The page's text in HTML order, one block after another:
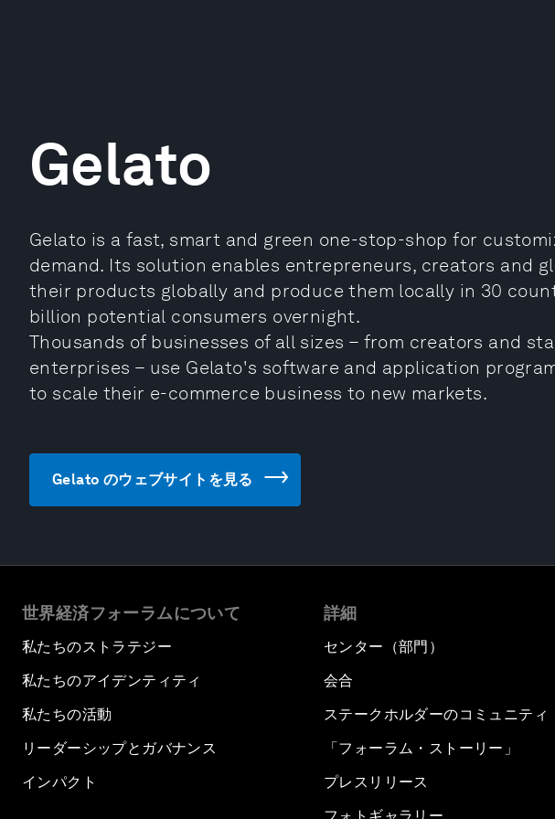
Gelato
Gelato is a fast, smart and green one-stop-shop for
demand. Its solution enables entrepreneurs, creators and
their products globally and produce them locally in 30
billion potential consumers overnight.
Thousands of businesses of all sizes – from creators and
enterprises – use Gelato's software and application
to scale their e-commerce business to new markets.
Gelato のウェブサイトを見る
世界経済フォーラムについて
私たちのストラテジー
私たちのアイデンティティ
私たちの活動
リーダーシップとガバナンス
インパクト
詳細
センター（部門）
会合
ステークホルダーのコミュニティ
「フォーラム・ストーリー」
プレスリリース